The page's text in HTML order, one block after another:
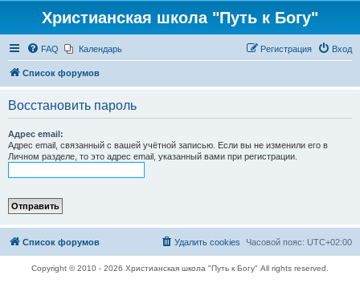
Христианская школа "Путь к Богу"
FAQ Календарь Вход
Регистрация
Список форумов
Восстановить пароль
Адрес email:
Адрес email, связанный с вашей учётной записью. Если вы не изменили его в
Личном разделе, то это адрес email, указанный вами при регистрации.
Список форумов Часовой пояс: UTC+02:00
Удалить cookies
Copyright © 2010 - 2026 Христианская школа "Путь к Богу" All rights reserved.